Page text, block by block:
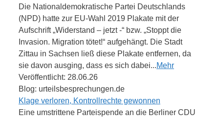
Die Nationaldemokratische Partei Deutschlands
(NPD) hatte zur EU-Wahl 2019 Plakate mit der
Aufschrift „Widerstand – jetzt -“ bzw. „Stoppt die
Invasion. Migration tötet!“ aufgehängt. Die Stadt
Zittau in Sachsen ließ diese Plakate entfernen, da
sie davon ausging, dass es sich dabei...Mehr
Veröffentlicht: 28.06.26
Blog: urteilsbesprechungen.de
Klage verloren, Kontrollrechte gewonnen
Eine umstrittene Parteispende an die Berliner CDU